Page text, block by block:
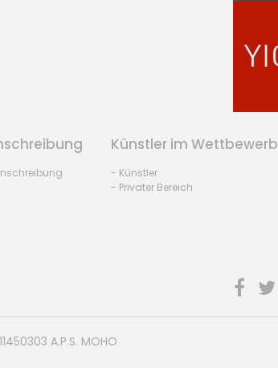
Künstler im Wettbewerb
- Künstler
- Privater Bereich
A.P.S. MOHO